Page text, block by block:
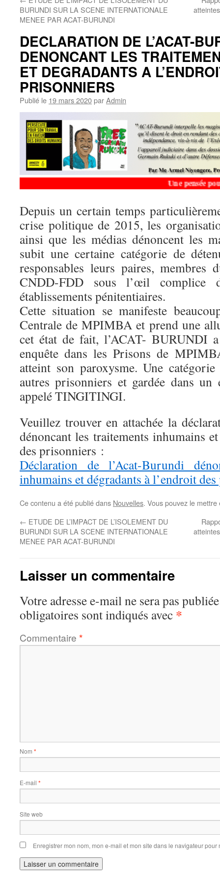
BURUNDI SUR LA SCENE INTERNATIONALE
MENEE PAR ACAT-BURUNDI
DECLARATION DE L’ACAT-
DENONCANT LES
ET DEGRADANTS A
PRISONNIERS
Publié le 19 mars 2020parAdmin
Une pensée
Depuis un certain temps
crise politique de 2015, les
ainsi que les médias dénoncent les
subit une certaine catégorie de
responsables leurs paires,
CNDD-FDD sous l’œil complice
établissements pénitentiaires.
Cette situation se manifeste
Centrale de MPIMBA et prend une
cet état de fait, l’ACAT- BURUNDI
enquête dans les Prisons de
atteint son paroxysme. Une
autres prisonniers et gardée dans un
appelé TINGITINGI.
Veuillez trouver en attachée la
dénoncant les traitements inhumains
des prisonniers :
Déclaration de l’Acat-Burundi
inhumains et dégradants à l’endroit
Ce contenu a été publié dans Nouvelles. Vous pouvez le
← ETUDE DE L’IMPACT DE L’ISOLEMENT DU
BURUNDI SUR LA SCENE INTERNATIONALE
MENEE PAR ACAT-BURUNDI
Laisser un commentaire
Votre adresse e-mail ne sera pas
obligatoires sont indiqués avec *
Commentaire *
Nom *
E-mail *
Site web
Enregistrer mon nom, mon e-mail et mon site dans le navigateur